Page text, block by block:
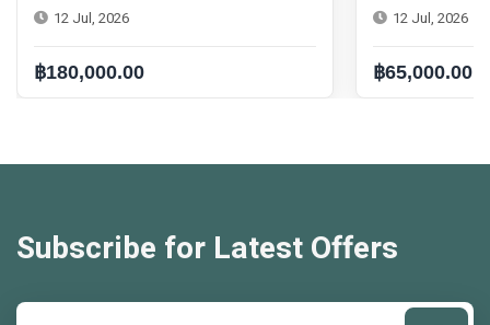
12 Jul, 2026
฿180,000.00
12 Jul, 2026
฿65,000.00
Subscribe for Latest Offers